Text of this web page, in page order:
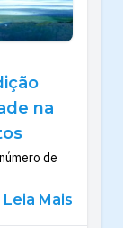
na
de
Leia Mais